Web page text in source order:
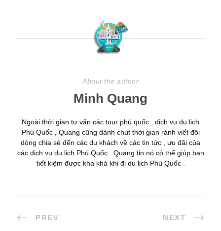
About the author
Minh Quang
Ngoài thời gian tư vấn các tour phú quốc , dịch vụ du lịch
Phú Quốc , Quang cũng dành chút thời gian rảnh viết đôi
dòng chia sẻ đến các du khách về các tin tức , ưu đãi của
các dịch vụ du lịch Phú Quốc . Quang tin nó có thể giúp bạn
tiết kiệm được kha khá khi đi du lịch Phú Quốc .
PREV NEXT